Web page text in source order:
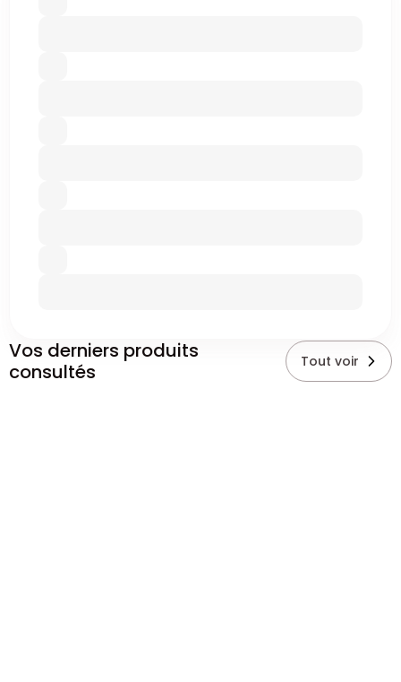
Vos derniers produits
consultés
Tout voir